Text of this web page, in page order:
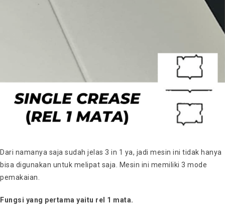
Dari namanya saja sudah jelas 3 in 1 ya, jadi mesin ini tidak hanya
bisa digunakan untuk melipat saja. Mesin ini memiliki 3 mode
pemakaian.
Fungsi yang pertama yaitu rel 1 mata.